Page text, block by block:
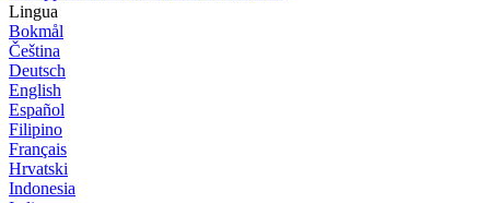
Lingua
Bokmål
Čeština
Deutsch
English
Español
Filipino
Français
Hrvatski
Indonesia